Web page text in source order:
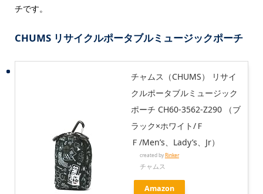
チです。
CHUMS リサイクルポータブルミュージックポーチ
チャムス（CHUMS） リサイ
クルポータブルミュージック
ポーチ CH60-3562-Z290 （ブ
ラック×ホワイト/Ｆ
Ｆ/Men’s、Lady’s、Jr）
created byRinker
チャムス
Amazon